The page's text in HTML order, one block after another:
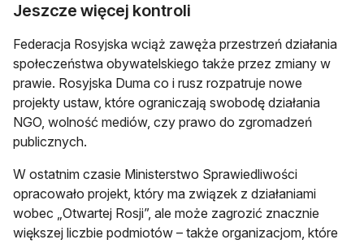
Jeszcze więcej kontroli
Federacja Rosyjska wciąż zawęża przestrzeń działania
społeczeństwa obywatelskiego także przez zmiany w
prawie. Rosyjska Duma co i rusz rozpatruje nowe
projekty ustaw, które ograniczają swobodę działania
NGO, wolność mediów, czy prawo do zgromadzeń
publicznych.
W ostatnim czasie Ministerstwo Sprawiedliwości
opracowało projekt, który ma związek z działaniami
wobec „Otwartej Rosji”, ale może zagrozić znacznie
większej liczbie podmiotów – także organizacjom, które